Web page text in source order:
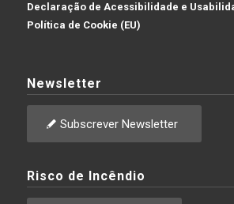
Declaração de Acessibilidade e
Política de Cookie (EU)
Newsletter
Subscrever Newsletter
Risco de Incêndio